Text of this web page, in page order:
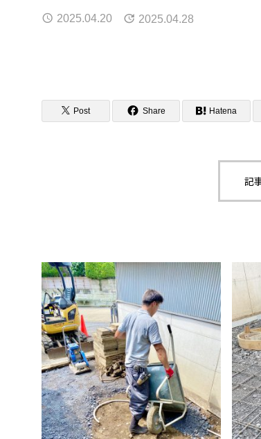
2025.04.20 2025.04.28
Post Share Hatena
記